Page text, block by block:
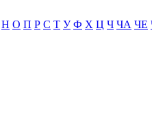
Н О П Р С Т У Ф Х Ц Ч ЧА ЧЕ